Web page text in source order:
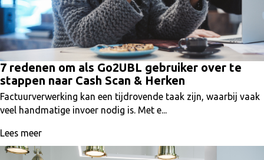
7 redenen om als Go2UBL gebruiker over te
stappen naar Cash Scan & Herken
Factuurverwerking kan een tijdrovende taak zijn, waarbij vaak
veel handmatige invoer nodig is. Met e...
Lees meer